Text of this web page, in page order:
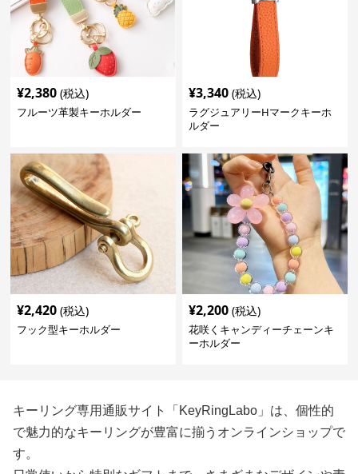
¥2,380 (税込)
フルーツ革製キーホルダー
¥3,340 (税込)
ラグジュアリーHマークキーホ
ルダー
¥2,420 (税込)
フック型キーホルダー
¥2,200 (税込)
花咲くキャンディーチェーンキ
ーホルダー
キーリング専用通販サイト「KeyRingLabo」は、個性的
で魅力的なキーリングが豊富に揃うオンラインショップで
す。